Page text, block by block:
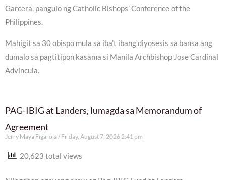
Garcera, pangulo ng Catholic Bishops’ Conference of the
Philippines.
Mahigit sa 30 obispo mula sa iba’t ibang diyosesis sa bansa ang
dumalo sa pagtitipon kasama si Manila Archbishop Jose Cardinal
Advincula.
PAG-IBIG at Landers, lumagda sa Memorandum of
Agreement
Jerry Maya Figarola Friday, August 7, 2026 2:41 pm
20,623 total views